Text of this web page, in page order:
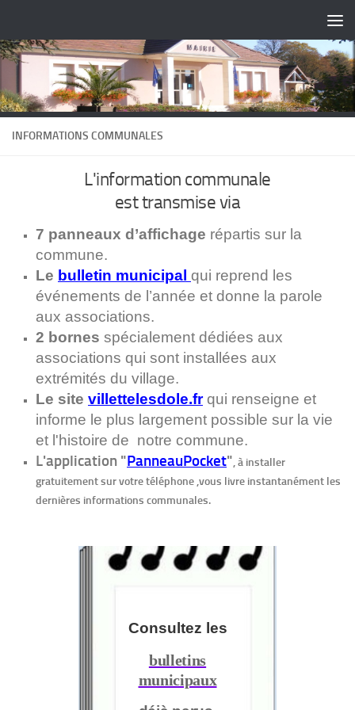
INFORMATIONS COMMUNALES
L'information communale
est transmise via
7 panneaux d’affichage répartis sur la
commune.
Le bulletin municipal qui reprend les
événements de l’année et donne la parole
aux associations.
2 bornes spécialement dédiées aux
associations qui sont installées aux
extrémités du village.
Le site villettelesdole.fr qui renseigne et
informe le plus largement possible sur la vie
et l'histoire de notre commune.
L'application "PanneauPocket", à installer
gratuitement sur votre téléphone ,vous livre instantanément les
dernières informations communales.
Consultez les
bulletins
municipaux